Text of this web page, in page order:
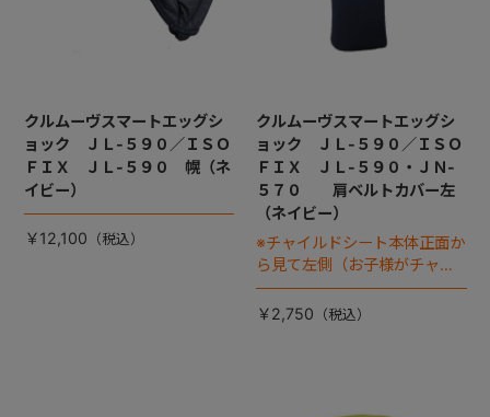
クルムーヴスマートエッグシ
ョック ＪＬ-５９０／ＩＳＯ
ＦＩＸ ＪＬ-５９０ 幌（ネ
イビー）
￥12,100
クルムーヴスマートエッグシ
ョック ＪＬ-５９０／ＩＳＯ
ＦＩＸ ＪＬ-５９０・ＪＮ-
５７０ 肩ベルトカバー左
（ネイビー）
※チャイルドシート本体正面か
ら見て左側（お子様がチャイ
ルドシートに座った状態で右
手側となります）
￥2,750